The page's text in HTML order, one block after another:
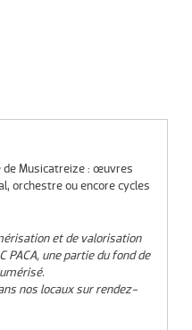
Musicatreize : œuvres
orchestre ou encore cycles
et de valorisation
PACA, une partie du fond de
nos locaux sur rendez-